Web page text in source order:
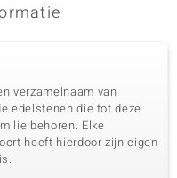
verzamelnaam van
edelstenen die tot deze
behoren. Elke
heeft hierdoor zijn eigen